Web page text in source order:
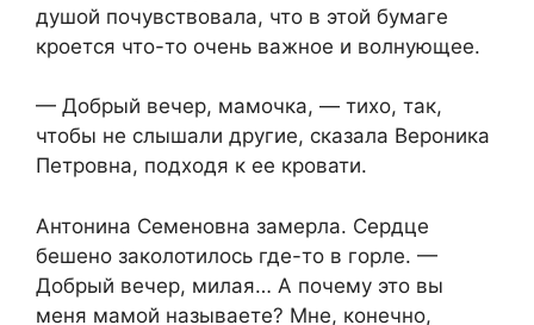
душой почувствовала, что в этой бумаге
кроется что-то очень важное и волнующее.
— Добрый вечер, мамочка, — тихо, так,
чтобы не слышали другие, сказала Вероника
Петровна, подходя к ее кровати.
Антонина Семеновна замерла. Сердце
бешено заколотилось где-то в горле. —
Добрый вечер, милая… А почему это вы
меня мамой называете? Мне, конечно,